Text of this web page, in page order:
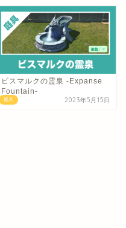
庭具
ビスマルクの霊泉 -Expanse
Fountain-
2023年5月15日